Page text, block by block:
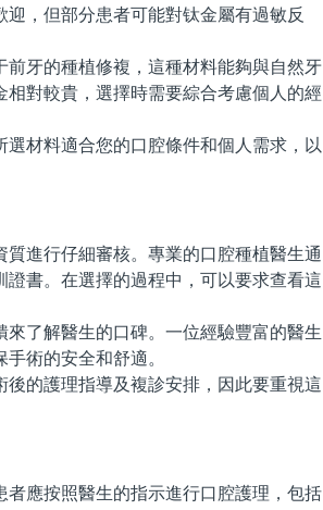
，但部分患者可能對钛金屬有過敏反
牙的種植修複，這種材料能夠與自然牙
相對較貴，選擇時需要綜合考慮個人的經
材料適合您的口腔條件和個人需求，以
進行仔細審核。專業的口腔種植醫生通
書。在選擇的過程中，可以要求查看這
了解醫生的口碑。一位經驗豐富的醫生
術的安全和舒適。
的護理指導及複診安排，因此要重視這
應按照醫生的指示進行口腔護理，包括